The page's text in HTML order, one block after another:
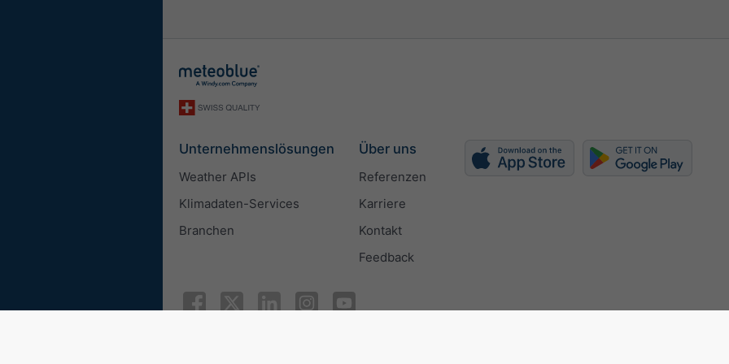
Unternehmenslösungen
Weather APIs
Klimadaten-Services
Branchen
Über uns
Referenzen
Karriere
Kontakt
Feedback